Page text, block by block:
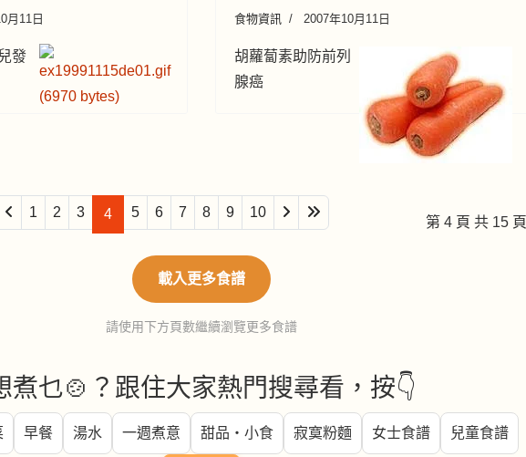
月11日
發
食物資訊 2007年10月11日
胡蘿蔔素助防前列
腺癌
第 4 頁 共 15 頁
1 2 3 4 5 6 7 8 9 10
載入更多食譜
請使用下方頁數繼續瀏覽更多食譜
煮乜🍲？跟住大家熱門搜尋看，按👇
早餐 湯水 一週煮意 甜品・小食 寂寞粉麵 女士食譜 兒童食譜